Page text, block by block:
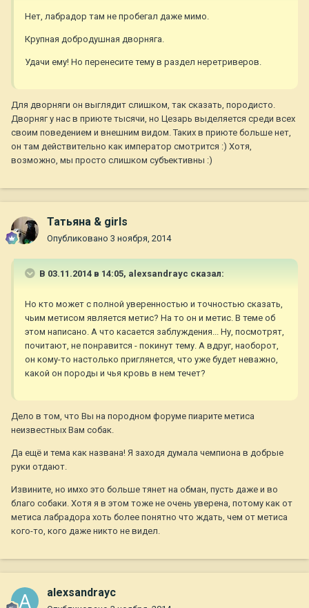
Нет, лабрадор там не пробегал даже мимо.
Крупная добродушная дворняга.
Удачи ему! Но перенесите тему в раздел неретриверов.
Для дворняги он выглядит слишком, так сказать, породисто.
Дворняг у нас в приюте тысячи, но Цезарь выделяется среди всех
своим поведением и внешним видом. Таких в приюте больше нет,
он там действительно как император смотрится :) Хотя,
возможно, мы просто слишком субъективны :)
Татьяна & girls
Опубликовано 3 ноября, 2014
В 03.11.2014 в 14:05, alexsandrayc сказал:
Но кто может с полной уверенностью и точностью сказать,
чьим метисом является метис? На то он и метис. В теме об
этом написано. А что касается заблуждения... Ну, посмотрят,
почитают, не понравится - покинут тему. А вдруг, наоборот,
он кому-то настолько приглянется, что уже будет неважно,
какой он породы и чья кровь в нем течет?
Дело в том, что Вы на породном форуме пиарите метиса
неизвестных Вам собак.
Да ещё и тема как названа! Я заходя думала чемпиона в добрые
руки отдают.
Извините, но имхо это больше тянет на обман, пусть даже и во
благо собаки. Хотя я в этом тоже не очень уверена, потому как от
метиса лабрадора хоть более понятно что ждать, чем от метиса
кого-то, кого даже никто не видел.
alexsandrayc